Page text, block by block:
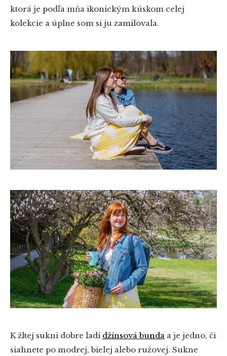
ktorá je podľa mňa ikonickým kúskom celej
kolekcie a úplne som si ju zamilovala.
K žltej sukni dobre ladí džínsová bunda a je jedno, či
siahnete po modrej, bielej alebo ružovej. Sukne